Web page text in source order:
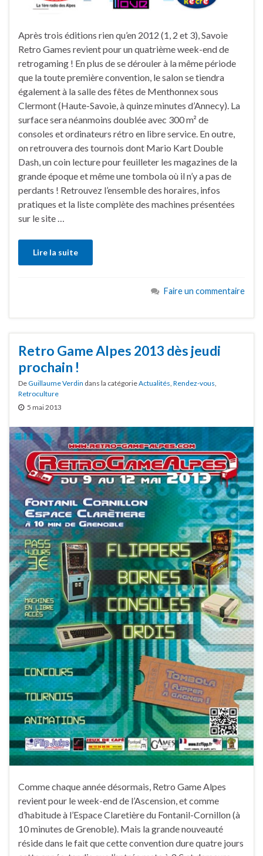
Après trois éditions rien qu’en 2012 (1, 2 et 3), Savoie
Retro Games revient pour un quatrième week-end de
retrogaming ! En plus de se dérouler à la même période
que la toute première convention, le salon se tiendra
également à la salle des fêtes de Menthonnex sous
Clermont (Haute-Savoie, à quinze minutes d’Annecy). La
surface sera néanmoins doublée avec 300 m² de
consoles et ordinateurs rétro en libre service. En outre,
on retrouvera des tournois dont Mario Kart Double
Dash, un coin lecture pour feuilleter les magazines de la
grande époque et même une tombola où il n’y a pas de
perdants ! Retrouvez l’ensemble des horaires, infos
pratiques et la liste complète des machines présentées
sur le site …
Lire la suite
Faire un commentaire
Retro Game Alpes 2013 dès jeudi
prochain !
DeGuillaume Verdin dans la catégorieActualités Rendez-vous
Retroculture
5 mai 2013
Comme chaque année désormais, Retro Game Alpes
revient pour le week-end de l’Ascension, et comme
d’habitude à l’Espace Claretière du Fontanil-Cornillon (à
10 minutes de Grenoble). Mais la grande nouveauté
réside dans le fait que cette convention dure quatre jours